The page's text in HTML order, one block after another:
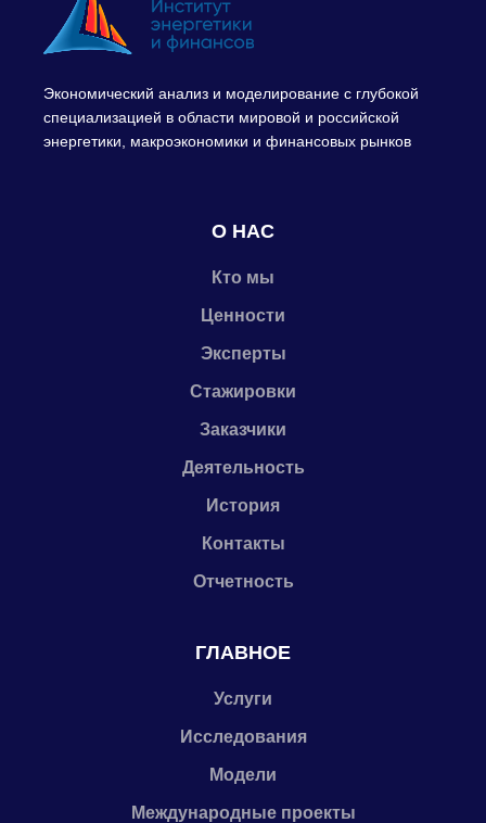
Экономический анализ и моделирование с глубокой
специализацией в области мировой и российской
энергетики, макроэкономики и финансовых рынков
О НАС
Кто мы
Ценности
Эксперты
Стажировки
Заказчики
Деятельность
История
Контакты
Отчетность
ГЛАВНОЕ
Услуги
Исследования
Модели
Международные проекты